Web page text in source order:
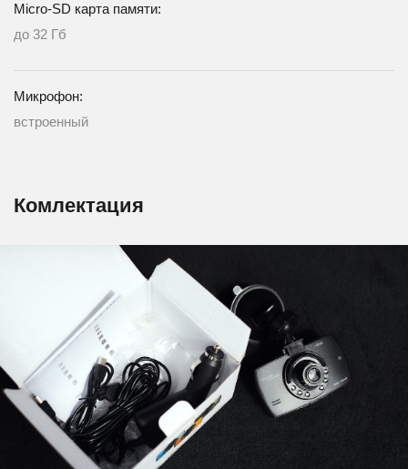
Micro-SD карта памяти:
до 32 Гб
Микрофон:
встроенный
Комлектация